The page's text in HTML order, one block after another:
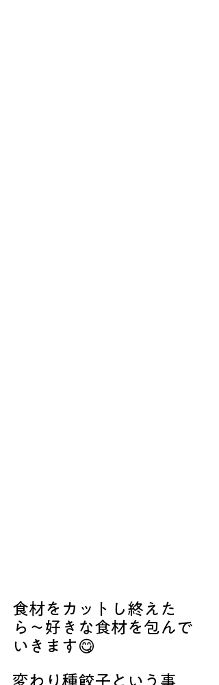
食材をカットし終えた
ら〜好きな食材を包んで
いきます😋
変わり種餃子という事